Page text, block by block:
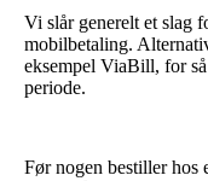
Vi slår generelt et slag
mobilbetaling.
eksempel ViaBill, for
periode.
Før nogen bestiller